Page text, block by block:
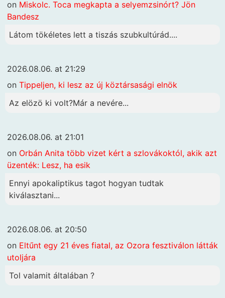
on Miskolc. Toca megkapta a selyemzsinórt? Jön
Bandesz
Látom tökéletes lett a tiszás szubkultúrád....
2026.08.06. at 21:29
on Tippeljen, ki lesz az új köztársasági elnök
Az elözö ki volt?Már a nevére...
2026.08.06. at 21:01
on Orbán Anita több vizet kért a szlovákoktól, akik azt
üzenték: Lesz, ha esik
Ennyi apokaliptikus tagot hogyan tudtak
kiválasztani...
2026.08.06. at 20:50
on Eltűnt egy 21 éves fiatal, az Ozora fesztiválon látták
utoljára
Tol valamit általában ?